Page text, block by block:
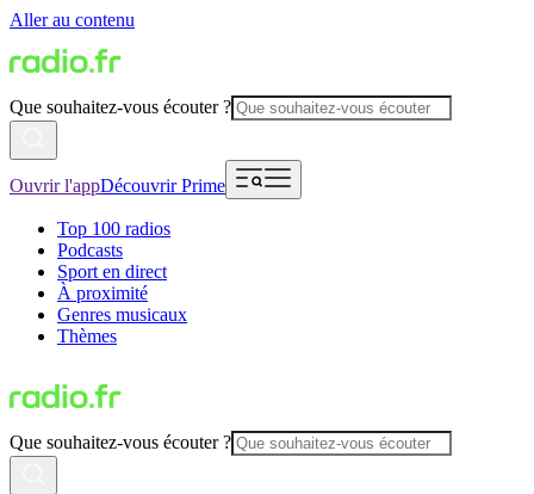
Aller au contenu
Que souhaitez-vous écouter ?
Ouvrir l'appDécouvrir Prime
Top 100 radios
Podcasts
Sport en direct
À proximité
Genres musicaux
Thèmes
Que souhaitez-vous écouter ?